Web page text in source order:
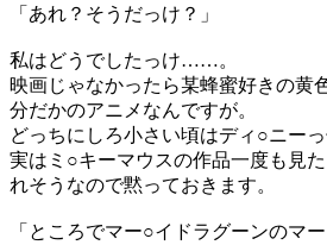
「あれ？そうだっけ？」
私はどうでしたっけ……。
映画じゃなかったら某蜂蜜好きの黄
分だかのアニメなんですが。
どっちにしろ小さい頃はディ○ニーっ
実はミ○キーマウスの作品一度も見
れそうなので黙っておきます。
「ところでマー○イドラグーンのマ